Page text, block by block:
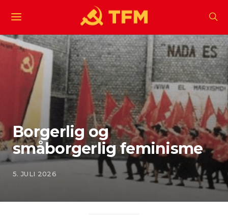
Borgerlig og
småborgerlig feminisme
5. JULI 2026